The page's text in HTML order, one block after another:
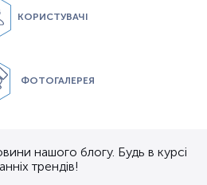
КОРИСТУВАЧІ
ФОТОГАЛЕРЕЯ
нашого блогу. Будь в курсі
трендів!